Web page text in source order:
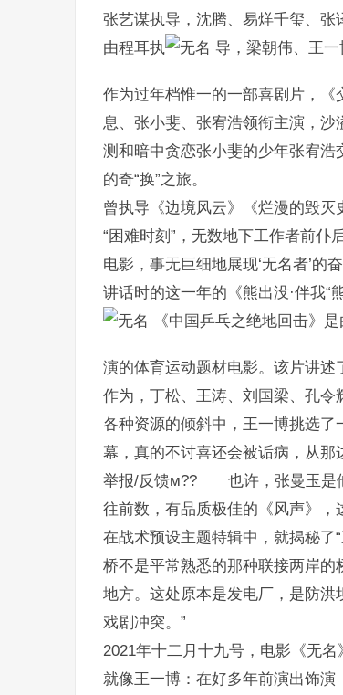
张艺谋执导，沈腾、易烊千玺、张
由程耳执
导，梁朝伟、王一
作为过年档惟一的一部喜剧片，
息、张小斐、张宥浩领衔主演，
测和暗中贪恋张小斐的少年张宥
的奇“换”之旅。
曾执导《边境风云》《烂漫的毁
“困难时刻”，无数地下工作者前仆
电影，事无巨细地展现‘无名者’的
讲话时的这一年的《熊出没·伴我“
《中国乒乓之绝地回击》
演的体育运动题材电影。该片讲述
作为，丁松、王涛、刘国梁、孔令
各种资源的倾斜中，王一博挑选
幕，真的不讨喜还会被诟病，从那
举报/反馈м?? 也许，张曼玉是他
往前数，有品质极佳的《风声》，
在战术预设主题特辑中，就揭秘了
桥不是平常熟悉的那种联接两岸
地方。这处原本是发电厂，是防
戏剧冲突。”
2021年十二月十九号，电影《无
就像王一博：在好多年前演出饰